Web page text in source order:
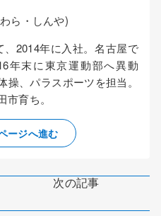
ら・しんや)
2014年に入社。名古屋で
年末に東京運動部へ異動
操、パラスポーツを担当。
育ち。
ージへ進む
次の記事